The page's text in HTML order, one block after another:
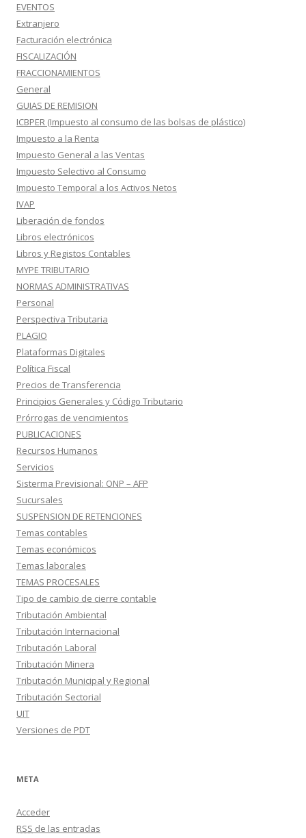
EVENTOS
Extranjero
Facturación electrónica
FISCALIZACIÓN
FRACCIONAMIENTOS
General
GUIAS DE REMISION
ICBPER (Impuesto al consumo de las bolsas de plástico)
Impuesto a la Renta
Impuesto General a las Ventas
Impuesto Selectivo al Consumo
Impuesto Temporal a los Activos Netos
IVAP
Liberación de fondos
Libros electrónicos
Libros y Registos Contables
MYPE TRIBUTARIO
NORMAS ADMINISTRATIVAS
Personal
Perspectiva Tributaria
PLAGIO
Plataformas Digitales
Política Fiscal
Precios de Transferencia
Principios Generales y Código Tributario
Prórrogas de vencimientos
PUBLICACIONES
Recursos Humanos
Servicios
Sisterma Previsional: ONP – AFP
Sucursales
SUSPENSION DE RETENCIONES
Temas contables
Temas económicos
Temas laborales
TEMAS PROCESALES
Tipo de cambio de cierre contable
Tributación Ambiental
Tributación Internacional
Tributación Laboral
Tributación Minera
Tributación Municipal y Regional
Tributación Sectorial
UIT
Versiones de PDT
META
Acceder
RSS de las entradas